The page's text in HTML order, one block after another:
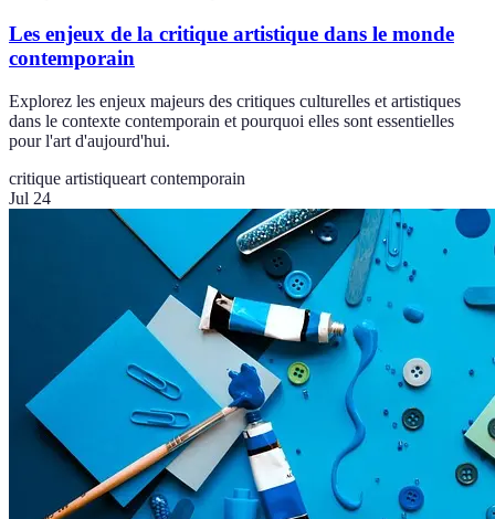
Les enjeux de la critique artistique dans le monde
contemporain
Explorez les enjeux majeurs des critiques culturelles et artistiques
dans le contexte contemporain et pourquoi elles sont essentielles
pour l'art d'aujourd'hui.
critique artistiqueart contemporain
Jul 24